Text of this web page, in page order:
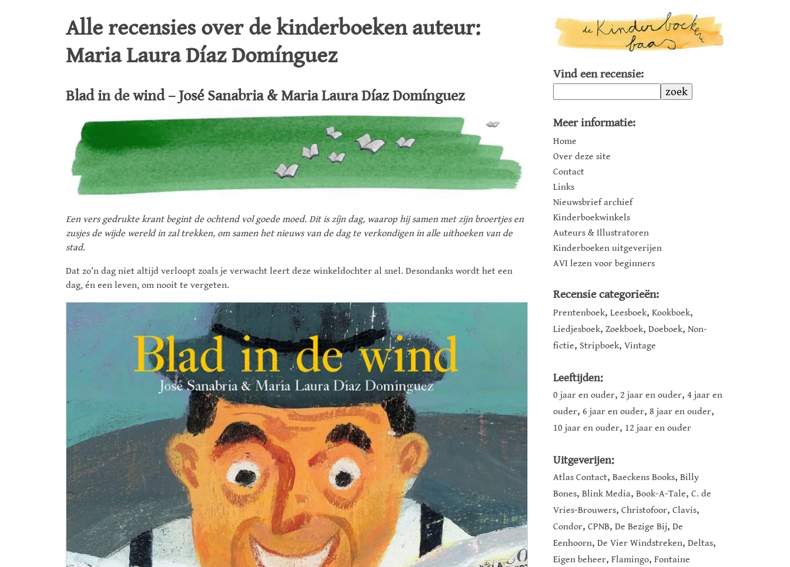
Alle recensies over de kinderboeken auteur:
Maria Laura Díaz Domínguez
Blad in de wind – José Sanabria & Maria Laura Díaz Domínguez
Een vers gedrukte krant begint de ochtend vol goede moed. Dit is zíjn dag, waarop hij samen met zijn broertjes en
zusjes de wijde wereld in zal trekken, om samen het nieuws van de dag te verkondigen in alle uithoeken van de
stad.
Dat zo’n dag niet altijd verloopt zoals je verwacht leert deze winkeldochter al snel. Desondanks wordt het een
dag, én een leven, om nooit te vergeten.
Vind een recensie:
zoek
Meer informatie:
Home
Over deze site
Contact
Links
Nieuwsbrief archief
Kinderboekwinkels
Auteurs & Illustratoren
Kinderboeken uitgeverijen
AVI lezen voor beginners
Recensie categorieën:
Prentenboek, Leesboek, Kookboek,
Liedjesboek, Zoekboek, Doeboek, Non-
fictie, Stripboek, Vintage
Leeftijden:
0 jaar en ouder, 2 jaar en ouder, 4 jaar en
ouder, 6 jaar en ouder, 8 jaar en ouder,
10 jaar en ouder, 12 jaar en ouder
Uitgeverijen:
Atlas Contact, Baeckens Books, Billy
Bones, Blink Media, Book-A-Tale, C. de
Vries-Brouwers, Christofoor, Clavis,
Condor, CPNB, De Bezige Bij, De
Eenhoorn, De Vier Windstreken, Deltas,
Eigen beheer, Flamingo, Fontaine